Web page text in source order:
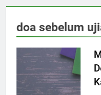
doa sebelum